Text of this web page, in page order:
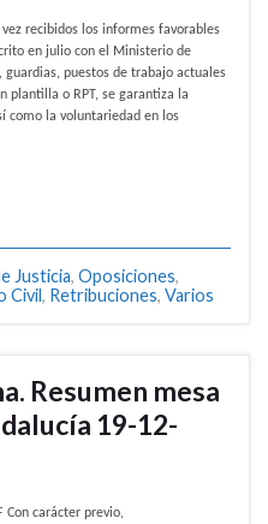
recibidos los informes favorables
en julio con el Ministerio de
puestos de trabajo actuales
plantilla o RPT, se garantiza la
como la voluntariedad en los
Justicia, Oposiciones,
Civil, Retribuciones, Varios
Resumen mesa
19-12-
Con carácter previo,